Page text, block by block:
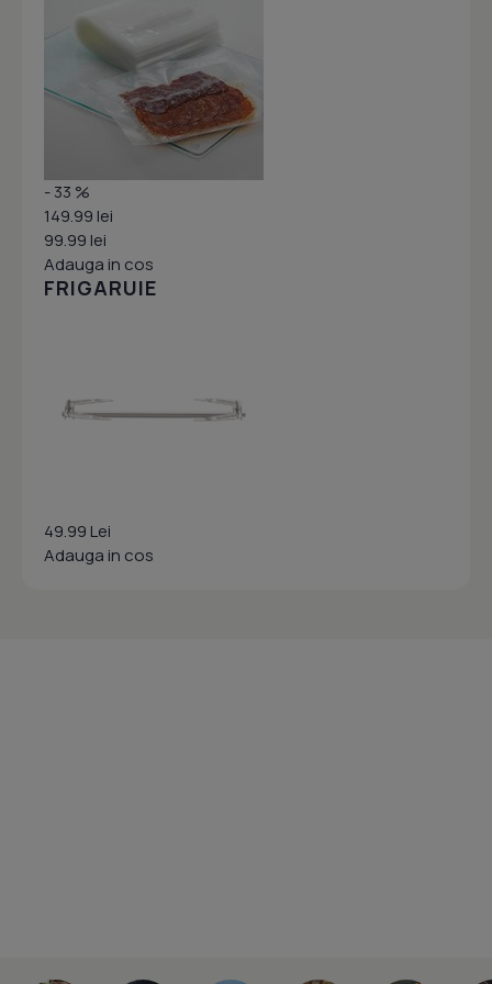
- 33 %
149.99 lei
99.99 lei
Adauga in cos
FRIGARUIE
49.99 Lei
Adauga in cos